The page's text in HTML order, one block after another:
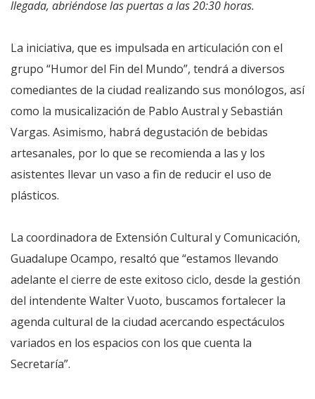
llegada, abriéndose las puertas a las 20:30 horas.
La iniciativa, que es impulsada en articulación con el
grupo “Humor del Fin del Mundo”, tendrá a diversos
comediantes de la ciudad realizando sus monólogos, así
como la musicalización de Pablo Austral y Sebastián
Vargas. Asimismo, habrá degustación de bebidas
artesanales, por lo que se recomienda a las y los
asistentes llevar un vaso a fin de reducir el uso de
plásticos.
La coordinadora de Extensión Cultural y Comunicación,
Guadalupe Ocampo, resaltó que “estamos llevando
adelante el cierre de este exitoso ciclo, desde la gestión
del intendente Walter Vuoto, buscamos fortalecer la
agenda cultural de la ciudad acercando espectáculos
variados en los espacios con los que cuenta la
Secretaría”.